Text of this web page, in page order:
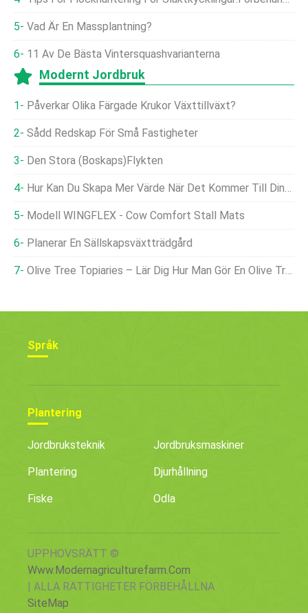
Vad Är En Massplantning?
11 Av De Bästa Vintersquashvarianterna
Modernt Jordbruk
Påverkar Olika Färgade Krukor Växttillväxt?
Sådd Redskap För Små Fastigheter
Den Stora (boskaps)flykten
Hur Kan Du Skapa Mer Värde När Det Kommer Till Dina Data?
Modell WINGFLEX - Cow Comfort Stall Mats
Planerar En Sällskapsväxtträdgård
Olive Tree Topiaries – Lär Dig Hur Man Gör En Olive Tree Topiary
Språk
Plantering
Jordbruksteknik Jordbruksmaskiner
Plantering Djurhållning
Fiske Odla
UPPHOVSRÄTT ©
Www.modernagriculturefarm.com
| ALLA RÄTTIGHETER FÖRBEHÅLLNA
SiteMap